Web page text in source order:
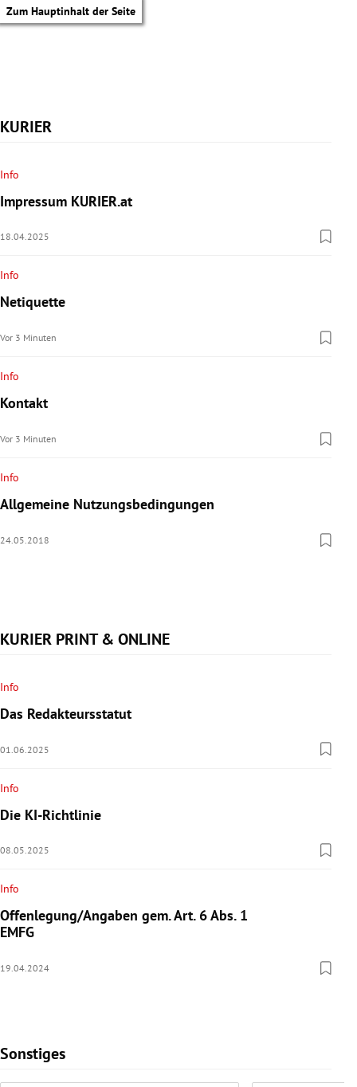
Zum Hauptinhalt der Seite
Untermenü
Untermenü
Untermenü
Untermenü
Untermenü
KURIER
Info
Impressum KURIER.at
18.04.2025
Info
Netiquette
Vor 3 Minuten
Info
Kontakt
Vor 3 Minuten
Info
Allgemeine Nutzungsbedingungen
24.05.2018
KURIER PRINT & ONLINE
Info
Das Redakteursstatut
01.06.2025
Info
Die KI-Richtlinie
08.05.2025
Info
Offenlegung/Angaben gem. Art. 6 Abs. 1
EMFG
19.04.2024
Sonstiges